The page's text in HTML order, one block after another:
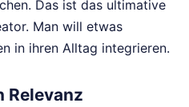
Das ist das ultimative
Man will etwas
in ihren Alltag integrieren.
Relevanz